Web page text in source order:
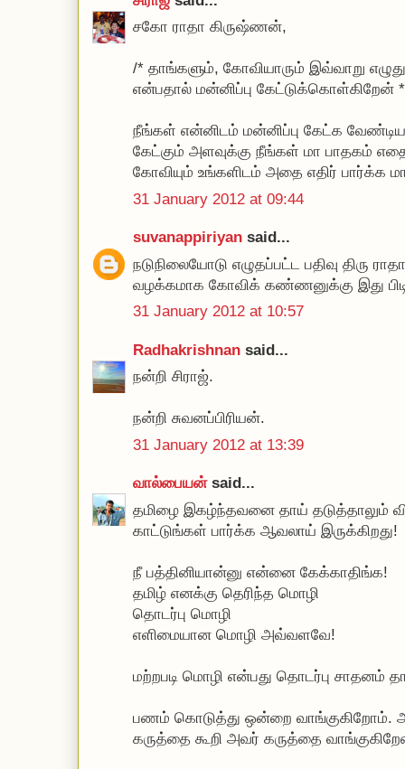
சகோ ராதா கிருஷ்ணன்,
/* தாங்களும், கோவியாரும் இவ்வாறு
என்பதால் மன்னிப்பு கேட்டுக்கொள்கிறேன்
நீங்கள் என்னிடம் மன்னிப்பு கேட்க
கேட்கும் அளவுக்கு நீங்கள் மா பாதகம்
கோவியும் உங்களிடம் அதை எதிர் பார்க்க
31 January 2012 at 09:44
suvanappiriyan said...
நடுநிலையோடு எழுதப்பட்ட பதிவு திரு
வழக்கமாக கோவிக் கண்ணனுக்கு இது
31 January 2012 at 10:57
Radhakrishnan said...
நன்றி சிராஜ்.
நன்றி சுவனப்பிரியன்.
31 January 2012 at 13:39
வால்பையன்said...
தமிழை இகழ்ந்தவனை தாய் தடுத்தாலும்
காட்டுங்கள் பார்க்க ஆவலாய் இருக்கிறது!
நீ பத்தினியான்னு என்னை கேக்காதிங்க!
தமிழ் எனக்கு தெரிந்த மொழி
தொடர்பு மொழி
எளிமையான மொழி அவ்வளவே!
மற்றபடி மொழி என்பது தொடர்பு
பணம் கொடுத்து ஒன்றை வாங்குகிறோம்.
கருத்தை கூறி அவர் கருத்தை